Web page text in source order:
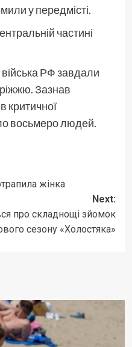
у передмісті.
частині
РФ завдали
Зазнав
критичної
восьмеро людей.
жінка
Next:
про складнощі зйомок
сезону «Холостяка»